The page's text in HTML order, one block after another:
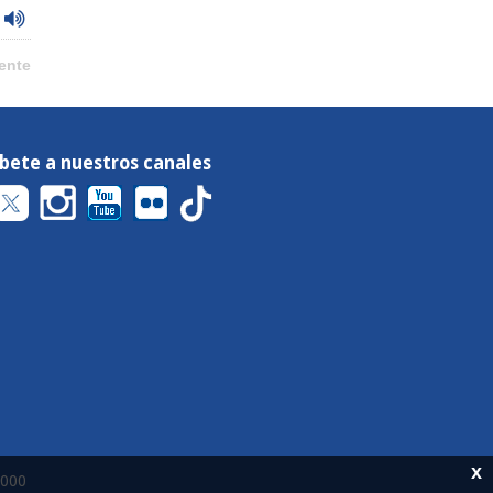
a nuestros canales
x